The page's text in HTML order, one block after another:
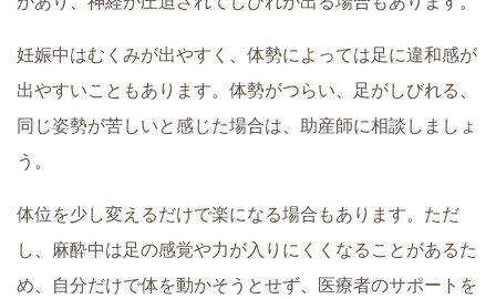
妊娠中はむくみが出やすく、体勢によっては足に違和感が
出やすいこともあります。体勢がつらい、足がしびれる、
同じ姿勢が苦しいと感じた場合は、助産師に相談しましょ
う。
体位を少し変えるだけで楽になる場合もあります。ただ
し、麻酔中は足の感覚や力が入りにくくなることがあるた
め、自分だけで体を動かそうとせず、医療者のサポートを